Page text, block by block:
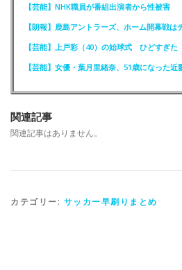
【芸能】NHK職員が番組出演者から性被害
【朗報】鹿島アントラーズ、ホーム開幕戦は
【芸能】上戸彩（40）の始球式 ひどすぎた
【芸能】女優・葉月里緒奈、51歳になった近
関連記事
関連記事はありません。
カテゴリー: サッカー早刷りまとめ